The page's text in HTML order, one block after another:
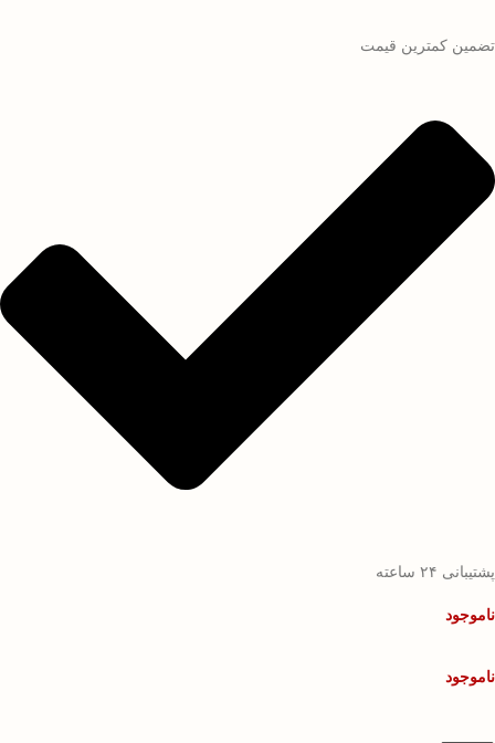
تضمین کمترین قیمت
پشتیبانی ۲۴ ساعته
ناموجود
ناموجود